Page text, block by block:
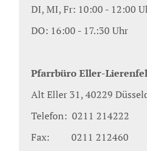
DI, MI, Fr: 10:00 - 12:00
DO: 16:00 - 17.:30 Uhr
Pfarrbüro Eller-
Alt Eller 31, 40229
Telefon: 0211 214222
Fax: 0211 212460